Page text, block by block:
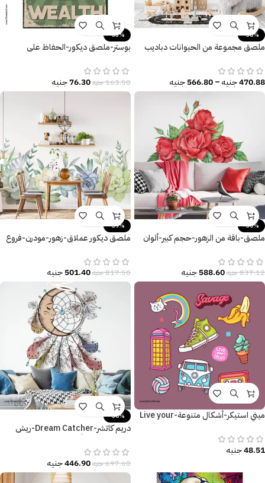
-38%
ملصق مجموعة من الحيوانات دباديب
470.88جنيه–
566.80جنيه
-53%
بوستر-ملصق ديكور-الحفاظ على
163.50جنيه76.30جنيه
-30%
ملصق-باقة من الزهور-حجم كبير-ألوان
837.12جنيه588.60جنيه
-39%
ملصق ديكور عملاق-زهور-مودرن-فروع
817.50جنيه501.40جنيه
ميني استيكر-أشكال متنوعة-Live your
48.51جنيه
-36%
دريم كاتشر-Dream Catcher-ريش
697.60جنيه446.90جنيه